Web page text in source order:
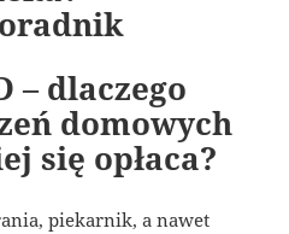
– dlaczego
domowych
się opłaca?
piekarnik, a nawet